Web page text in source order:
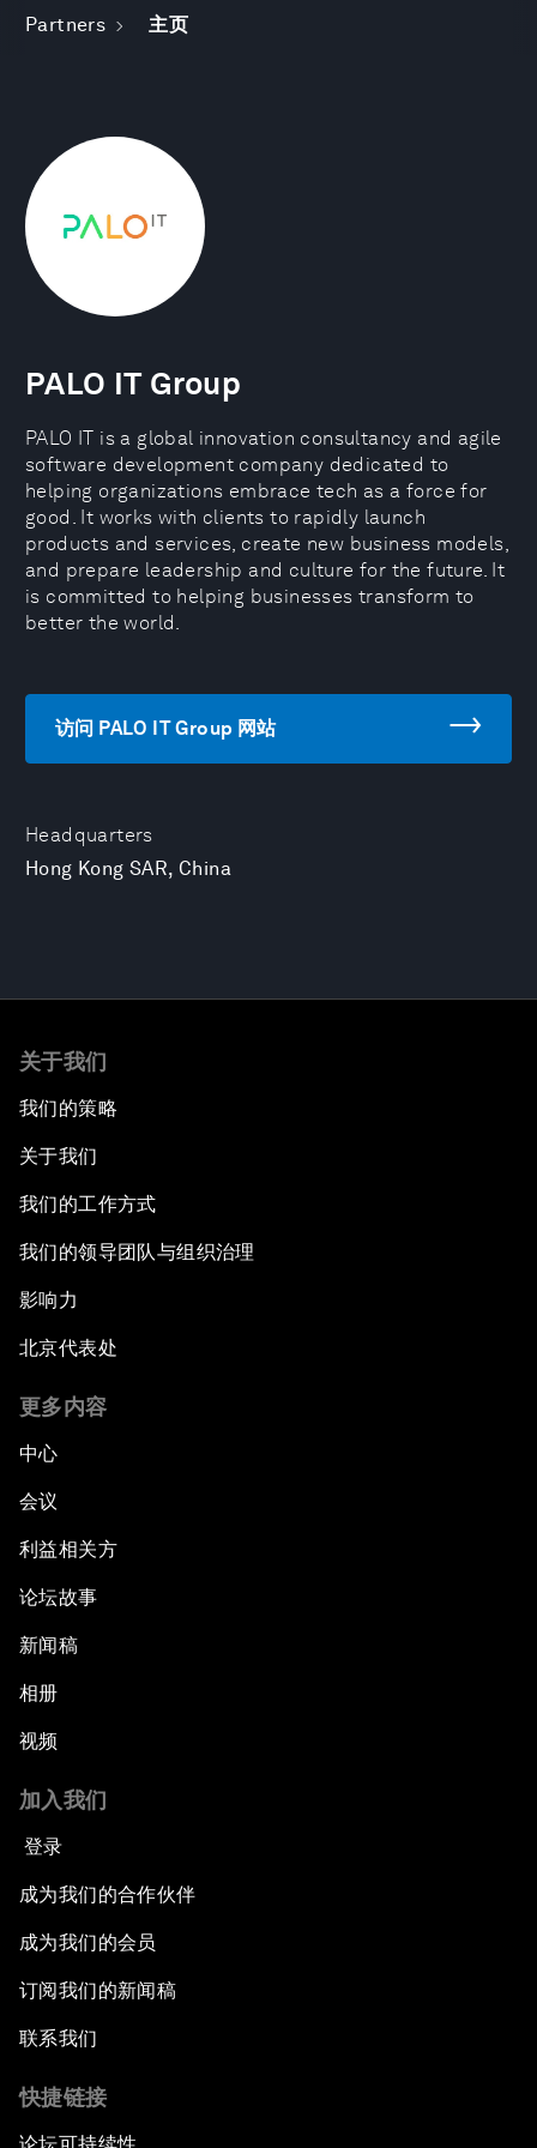
Partners 主页
Headquarters
Hong Kong SAR, China
PALO IT Group
PALO IT is a global innovation consultancy and agile
software development company dedicated to
helping organizations embrace tech as a force for
good. It works with clients to rapidly launch
products and services, create new business models,
and prepare leadership and culture for the future. It
is committed to helping businesses transform to
better the world.
访问 PALO IT Group 网站
关于我们
我们的策略
关于我们
我们的工作方式
我们的领导团队与组织治理
影响力
北京代表处
更多内容
中心
会议
利益相关方
论坛故事
新闻稿
相册
视频
加入我们
登录
成为我们的合作伙伴
成为我们的会员
订阅我们的新闻稿
联系我们
快捷链接